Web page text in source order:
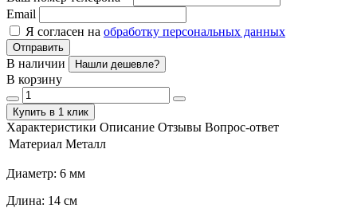
Email
Я согласен на обработку персональных данных
Отправить
В наличии Нашли дешевле?
В корзину
Купить в 1 клик
Характеристики Описание Отзывы Вопрос-ответ
Материал Металл
Диаметр: 6 мм
Длина: 14 см